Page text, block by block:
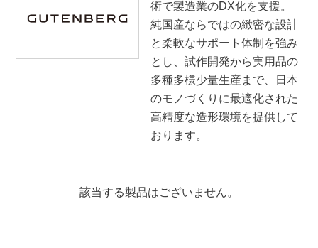
術で製造業のDX化を支援。
純国産ならではの緻密な設計
と柔軟なサポート体制を強み
とし、試作開発から実用品の
多種多様少量生産まで、日本
のモノづくりに最適化された
高精度な造形環境を提供して
おります。
該当する製品はございません。